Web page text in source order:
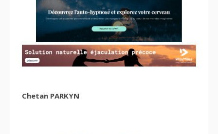
Chetan PARKYN